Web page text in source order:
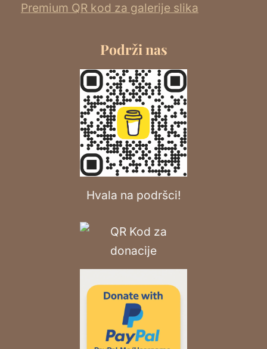
Premium QR kod za galerije slika
Podrži nas
Hvala na podršci!